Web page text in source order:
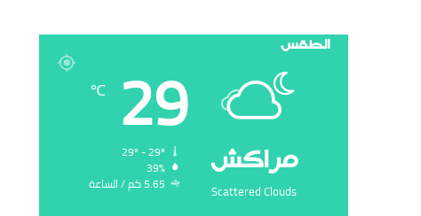
الطقس
‏مراكش
Scattered Clouds
29
℃
39%
5.65 ‏كم / الساعة